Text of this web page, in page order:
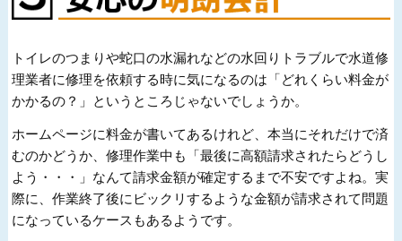
トイレのつまりや蛇口の水漏れなどの水回りトラブルで水道修
理業者に修理を依頼する時に気になるのは「どれくらい料金が
かかるの？」というところじゃないでしょうか。
ホームページに料金が書いてあるけれど、本当にそれだけで済
むのかどうか、修理作業中も「最後に高額請求されたらどうし
よう・・・」なんて請求金額が確定するまで不安ですよね。実
際に、作業終了後にビックリするような金額が請求されて問題
になっているケースもあるようです。